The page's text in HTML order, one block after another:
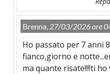
Brenna, 27/03/2026 ore
Ho passato per 7 anni
fianco,giorno e
ma quante risate!!!!ti